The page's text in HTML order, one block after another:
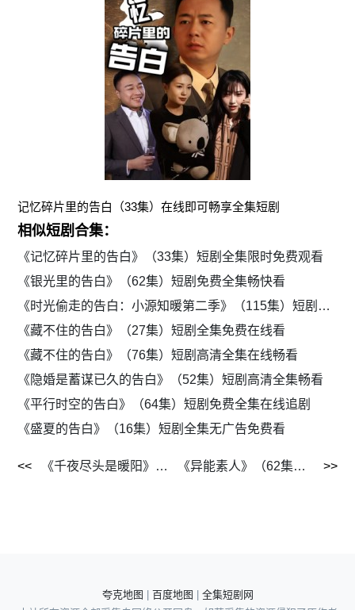
记忆碎片里的告白（33集）在线即可畅享全集短剧
相似短剧合集：
《记忆碎片里的告白》（33集）短剧全集限时免费观看
《银光里的告白》（62集）短剧免费全集畅快看
《时光偷走的告白：小源知暖第二季》（115集）短剧免费高清在线追剧
《藏不住的告白》（27集）短剧全集免费在线看
《藏不住的告白》（76集）短剧高清全集在线畅看
《隐婚是蓄谋已久的告白》（52集）短剧高清全集畅看
《平行时空的告白》（64集）短剧免费全集在线追剧
《盛夏的告白》（16集）短剧全集无广告免费看
《千夜尽头是暖阳》（69集）短剧全集免费极速观看 《异能素人》（62集）短剧全集免费畅享观看
夸克地图 百度地图
全集短剧网